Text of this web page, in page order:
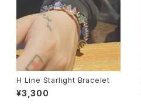
H Line Starlight Bracelet
¥3,300